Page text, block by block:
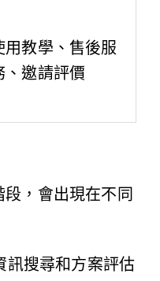
用教學、售後服
、邀請評價
，會出現在不同
搜尋和方案評估